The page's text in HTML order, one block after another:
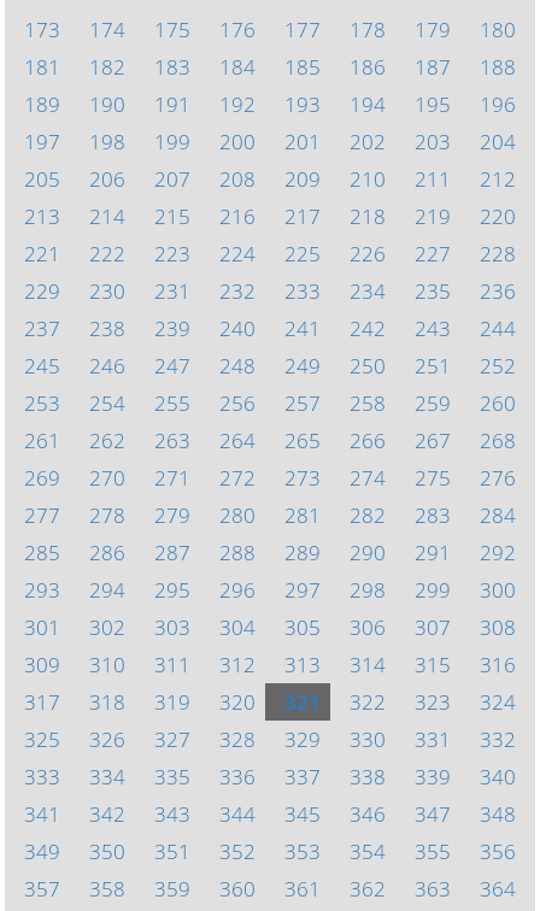
173
174 175 176 177 178 179
180
181
182 183 184 185 186 187
188
189
190 191 192 193 194 195
196
197
198 199 200 201 202 203
204
205
206 207 208 209 210 211
212
213
214 215 216 217 218 219
220
221
222 223 224 225 226 227
228
229
230 231 232 233 234 235
236
237
238 239 240 241 242 243
244
245
246 247 248 249 250 251
252
253
254 255 256 257 258 259
260
261
262 263 264 265 266 267
268
269
270 271 272 273 274 275
276
277
278 279 280 281 282 283
284
285
286 287 288 289 290 291
292
293
294 295 296 297 298 299
300
301
302 303 304 305 306 307
308
309
310 311 312 313 314 315
316
317
318 319 320 321 322 323
324
325
326 327 328 329 330 331
332
333
334 335 336 337 338 339
340
341
342 343 344 345 346 347
348
349
350 351 352 353 354 355
356
357
358 359 360 361 362 363 364